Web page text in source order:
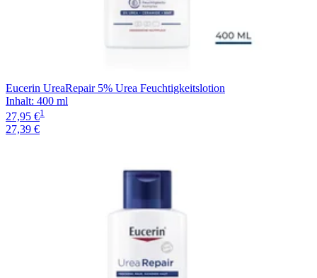
Eucerin UreaRepair 5% Urea Feuchtigkeitslotion
Inhalt: 400 ml
27,95 €1
27,39 €